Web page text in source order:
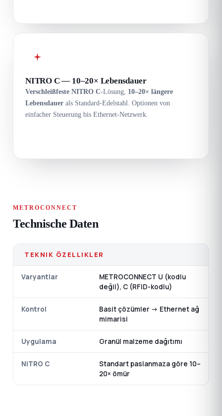
NITRO C — 10–20× Lebensdauer
Verschleißfeste NITRO C-Lösung, 10–20× längere
Lebensdauer als Standard-Edelstahl. Optionen von
einfacher Steuerung bis Ethernet-Netzwerk.
METROCONNECT
Technische Daten
TEKNIK ÖZELLIKLER
Varyantlar
METROCONNECT U (kodlu
değil), C (RFID-kodlu)
Kontrol
Basit çözümler → Ethernet ağ
mimarisi
Uygulama Granül malzeme dağıtımı
NITRO C
Standart paslanmaza göre 10–
20× ömür